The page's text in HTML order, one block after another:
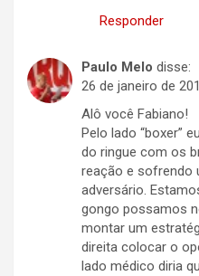
Responder
Paulo Melo disse:
26 de janeiro de
Alô você Fabiano!
Pelo lado “boxer”
do ringue com os
reação e sofrendo
adversário.
gongo possamos
montar um
direita colocar o
lado médico diria